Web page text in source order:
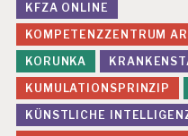
KFZA ONLINE
KOMPETENZZENTRUM
KORUNKA
KUMULATIONSPRINZIP
KÜNSTLICHE